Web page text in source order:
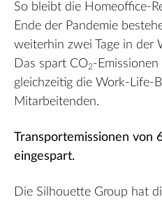
So bleibt die Homeoffice-
Ende der Pandemie
weiterhin zwei Tage in der
Das spart CO2-
gleichzeitig die Work-Life-
Mitarbeitenden.
Transportemissionen von
eingespart.
Die Silhouette Group hat